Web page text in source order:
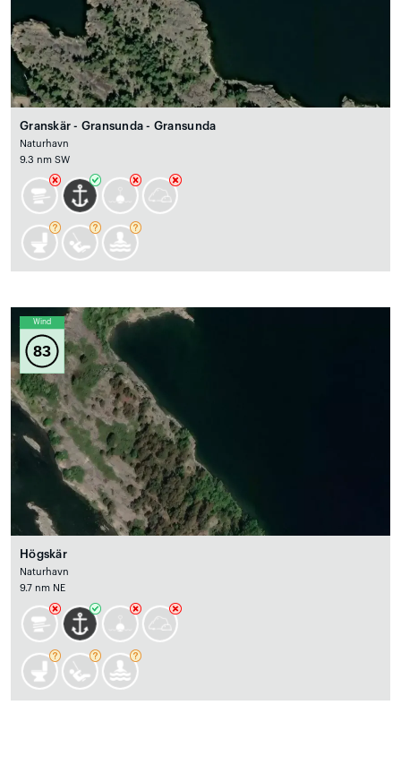
Granskär - Gransunda - Gransunda
Naturhavn
9.3 nm SW
Wind
83
Högskär
Naturhavn
9.7 nm NE